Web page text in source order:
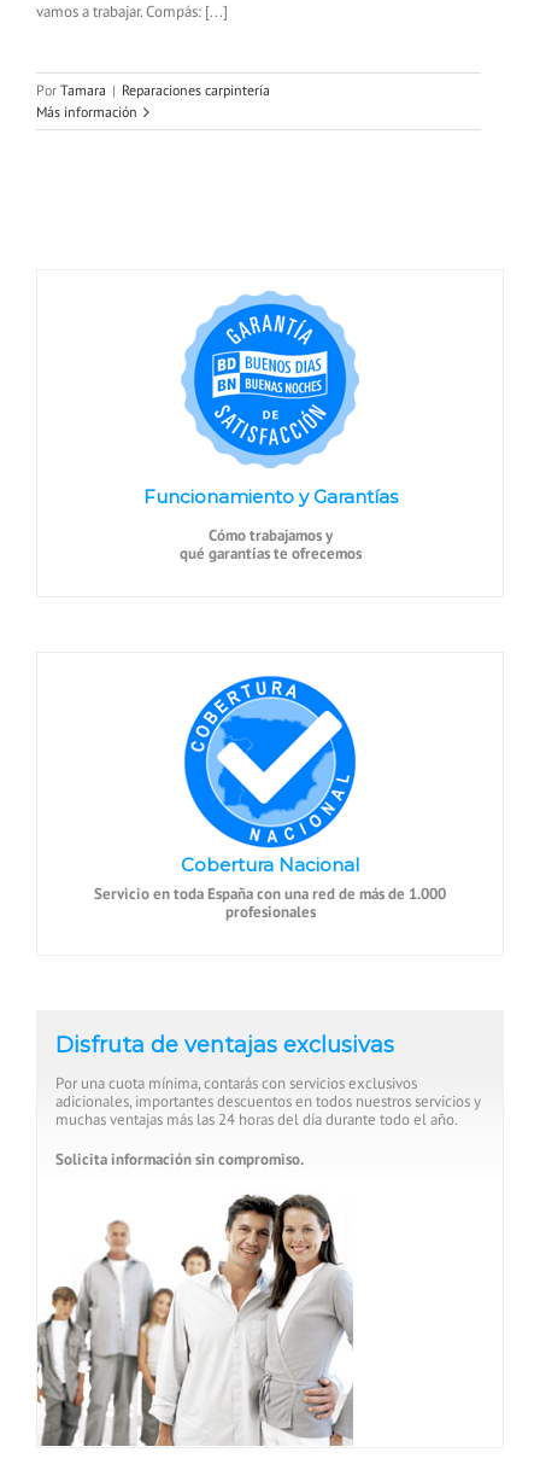
vamos a trabajar. Compás: [...]
Por Tamara | Reparaciones carpintería
Más información
Funcionamiento y Garantías
Cómo trabajamos y
qué garantías te ofrecemos
Cobertura Nacional
Servicio en toda España con una red de más de 1.000
profesionales
Disfruta de ventajas exclusivas
Por una cuota mínima, contarás con servicios exclusivos
adicionales, importantes descuentos en todos nuestros servicios y
muchas ventajas más las 24 horas del día durante todo el año.
Solicita información sin compromiso.